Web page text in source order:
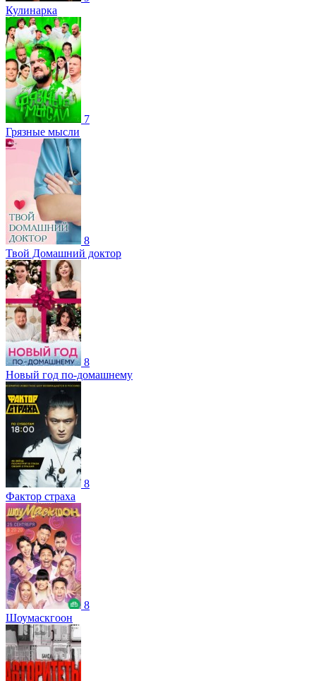
Кулинарка
7
Грязные мысли
8
Твой Домашний доктор
8
Новый год по-домашнему
8
Фактор страха
8
Шоумаскгоон